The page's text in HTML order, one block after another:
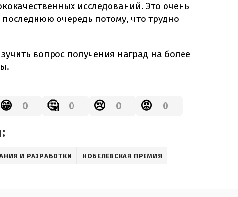
исследований. Это очень
очередь потому, что трудно
вопрос получения наград на более
😁 0 🤔 0 😢 0 😡 0
И РАЗРАБОТКИ НОБЕЛЕВСКАЯ ПРЕМИЯ